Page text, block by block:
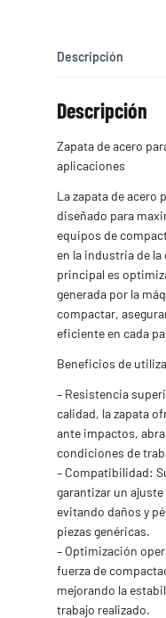
Descripción
Descripción
Zapata de acero
aplicaciones
La zapata de acero
diseñado para
equipos de
en la industria de
principal es
generada por la
compactar,
eficiente en cada
Beneficios de
– Resistencia
calidad, la zapata
ante impactos,
condiciones de
– Compatibilidad:
garantizar un
evitando daños y
piezas genéricas.
– Optimización
fuerza de
mejorando la
trabajo realizado.